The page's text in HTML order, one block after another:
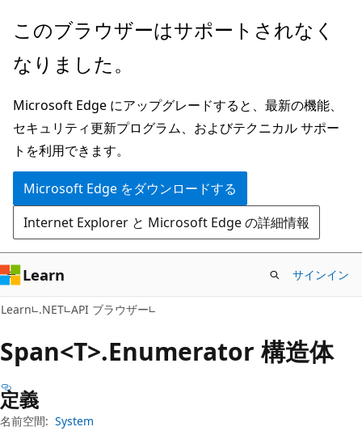
メ
ン
ン
テ
ン
ツ
に
ス
キ
ッ
プ
ペ
ジ
ナ
ビ
ゲ
ー
シ
ョ
ン
に
ス
キ
プ
このブラウザーはサポートされなく
なりました。
Microsoft Edge にアップグレードすると、最新の機能、
セキュリティ更新プログラム、およびテクニカル サポー
トを利用できます。
Microsoft Edge をダウンロードする
Internet Explorer と Microsoft Edge の詳細情報
Learn サインイン
Learn .NET API ブラウザー
Span<T>.Enumerator 構造体
定義
名前空間: System